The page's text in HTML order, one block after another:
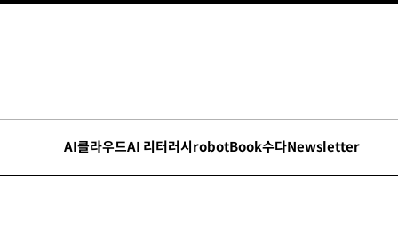
AI클라우드AI 리터러시robotBook수다Newsletter